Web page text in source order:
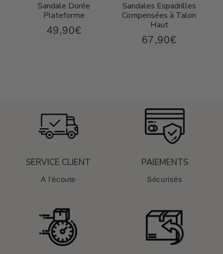
Sandale Dorée
Plateforme
Prix
49,90€
Sandales Espadrilles
Compensées à Talon
Haut
Prix
67,90€
SERVICE CLIENT
À l'écoute
PAIEMENTS
Sécurisés